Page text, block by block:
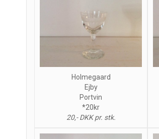
Holmegaard
Ejby
Portvin
*20kr
20,- DKK pr. stk.